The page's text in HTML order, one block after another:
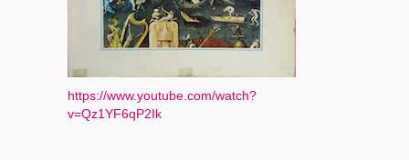
https://www.youtube.com/watch?
v=Qz1YF6qP2Ik